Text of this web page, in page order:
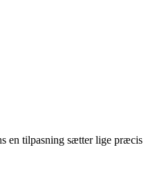
en tilpasning sætter lige præcis